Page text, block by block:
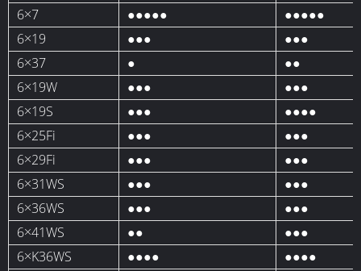
6×7
●●●●●
●●●●●
6×19
●●●
●●●
6×37
●
●●
6×19W
●●●
●●●
6×19S
●●●
●●●●
6×25Fi
●●●
●●●
6×29Fi
●●●
●●●
6×31WS
●●●
●●●
6×36WS
●●●
●●●
6×41WS
●●
●●●
6×K36WS
●●●●
●●●●